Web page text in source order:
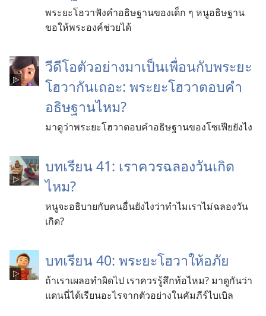
พระยะโฮวาฟังคำอธิษฐานของเด็ก ๆ หนูอธิษฐาน
ขอให้พระองค์ช่วยได้
วีดีโอตัวอย่างมาเป็นเพื่อนกับพระยะ
โฮวากันเถอะ: พระยะโฮวาตอบคำ
อธิษฐานไหม?
มาดูว่าพระยะโฮวาตอบคำอธิษฐานของโซเฟียยังไง
บทเรียน 41: เราควรฉลองวันเกิด
ไหม?
หนูจะอธิบายกับคนอื่นยังไงว่าทำไมเราไม่ฉลองวัน
เกิด?
บทเรียน 40: พระยะโฮวาให้อภัย
ถ้าเราเผลอทำผิดไป เราควรรู้สึกท้อไหม? มาดูกันว่า
แดนนี่ได้เรียนอะไรจากตัวอย่างในคัมภีร์ไบเบิล